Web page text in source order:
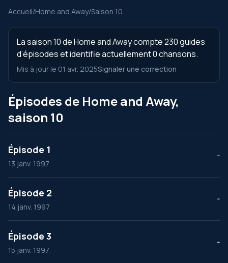
Accueil/Home and Away/Saison 10
La saison 10 de Home and Away compte 230 guides
d’épisodes et identifie actuellement 0 chansons.
Mis à jour le 01 avr. 2025Signaler une correction
Épisodes de Home and Away,
saison 10
Épisode 1
13 janv. 1997
--
Épisode 2
14 janv. 1997
--
Épisode 3
15 janv. 1997
--